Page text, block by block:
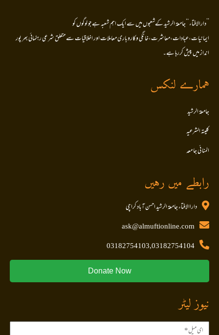
’’دارالافتاء ‘‘جامعۃ الرشید کےشعبوں میں سے ایک اہم شعبہ ہے جو لوگوں کو
ایمانیات،عبادات،معاشرت،خانگی وکاروباری معاملات اور اخلاقیات سے متعلق شرعی رہنمائی بھر پور
انداز میں پیش کررہا ہے۔
ہمارے لنکس
جامعۃ الرشید
کلیتہ الشرعیہ
المنا ئی جا معہ
رابطے میں رہیں
داراالافتاء جامعۃ الرشید احسن آباد کراچی
ask@almuftionline.com
03182754103,03182754104
Donate Now
نیوز لیٹر